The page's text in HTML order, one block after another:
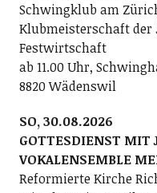
Schwingklub am
Klubmeisterschaft
Festwirtschaft
ab 11.00 Uhr,
8820 Wädenswil
SO, 30.08.2026
GOTTESDIENST MIT
VOKALENSEMBLE
Reformierte Kirche